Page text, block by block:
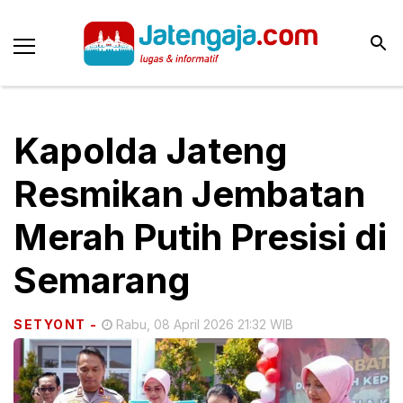
Kapolda Jateng
Resmikan Jembatan
Merah Putih Presisi di
Semarang
SETYONT - Rabu, 08 April 2026 21:32 WIB